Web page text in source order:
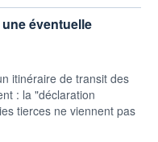
éventuelle
itinéraire de transit des
: la "déclaration
tierces ne viennent pas